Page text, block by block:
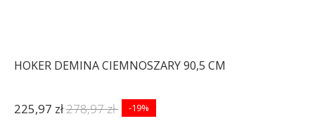
HOKER DEMINA CIEMNOSZARY 90,5 CM
225,97 zł278,97 zł -19%